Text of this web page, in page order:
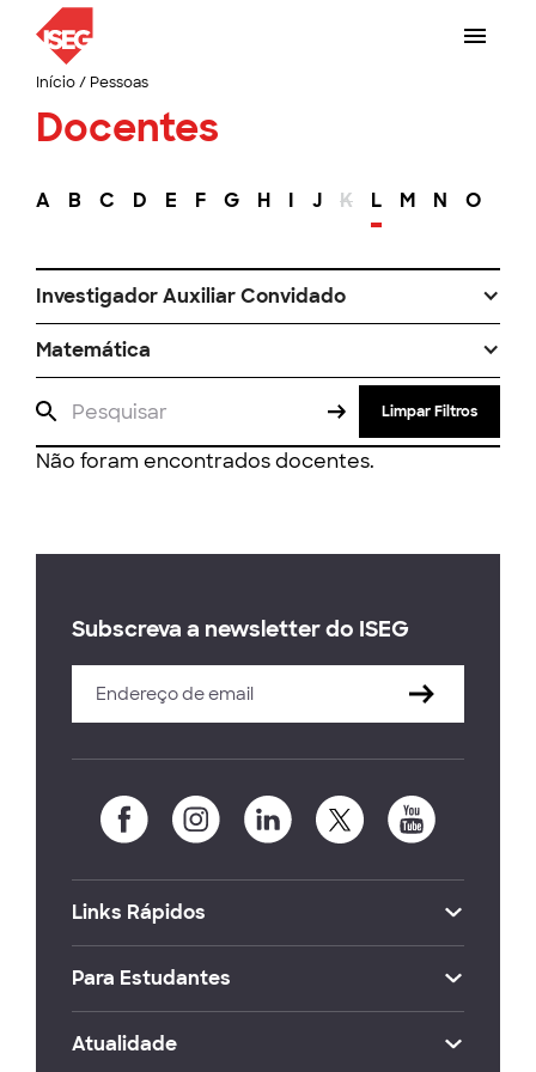
Início/ Pessoas
Docentes
A B C D E F G H I J K L M N O
Investigador Auxiliar Convidado
Matemática
Limpar Filtros
Não foram encontrados docentes.
Subscreva a newsletter do ISEG
Links Rápidos
Para Estudantes
Atualidade